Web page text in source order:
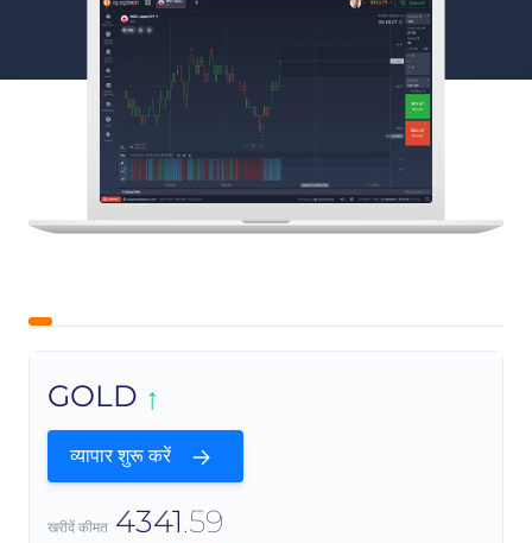
GOLD
व्यापार शुरू करें
खरीदें कीमत 4341.59